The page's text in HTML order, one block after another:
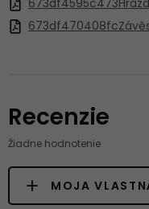
Recenzie
Žiadne hodnotenie
MOJA